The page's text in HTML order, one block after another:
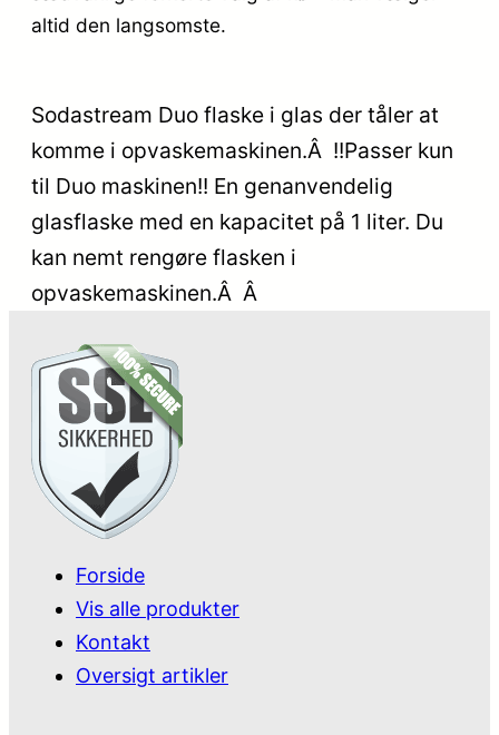
altid den langsomste.
Sodastream Duo flaske i glas der tåler at
komme i opvaskemaskinen.Â !!Passer kun
til Duo maskinen!! En genanvendelig
glasflaske med en kapacitet på 1 liter. Du
kan nemt rengøre flasken i
opvaskemaskinen.Â Â
Forside
Vis alle produkter
Kontakt
Oversigt artikler